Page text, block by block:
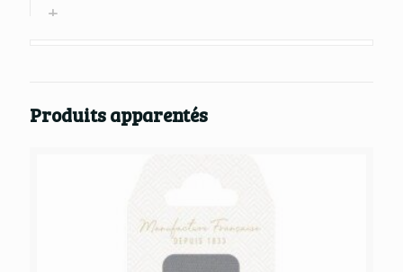
Produits apparentés